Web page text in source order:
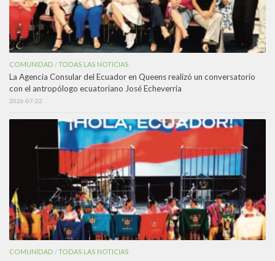
COMUNIDAD /TODAS LAS NOTICIAS
La Agencia Consular del Ecuador en Queens realizó un conversatorio
con el antropólogo ecuatoriano José Echeverría
2026-07-22
COMUNIDAD /TODAS LAS NOTICIAS